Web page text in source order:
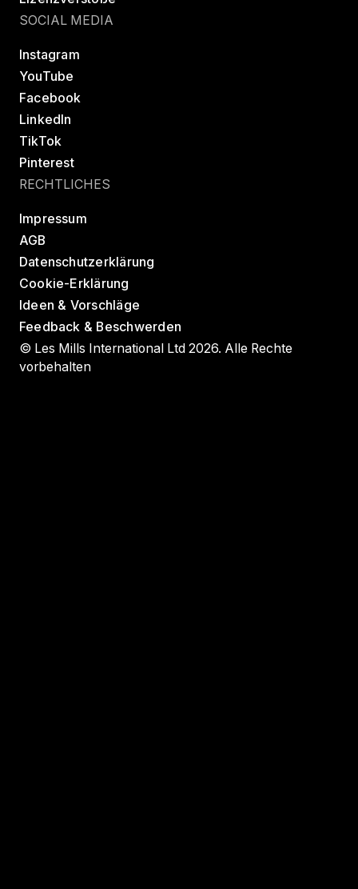
SOCIAL MEDIA
Instagram
YouTube
Facebook
LinkedIn
TikTok
Pinterest
RECHTLICHES
Impressum
AGB
Datenschutzerklärung
Cookie-Erklärung
Ideen & Vorschläge
Feedback & Beschwerden
© Les Mills International Ltd 2026. Alle Rechte
vorbehalten